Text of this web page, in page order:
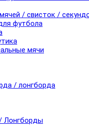
/ свисток /
футбола
мячи
/ лонгборда
Лонгборды